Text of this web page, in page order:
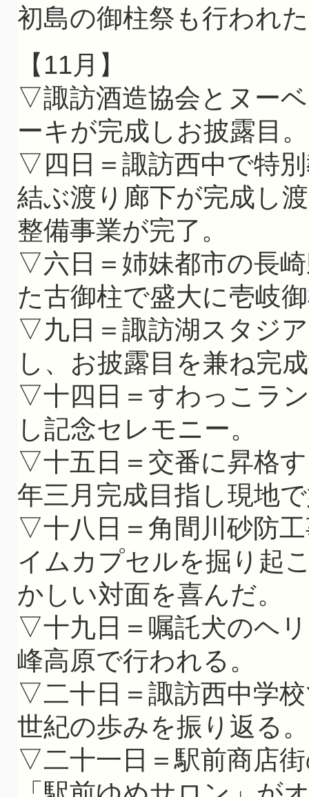
初島の御柱祭も行われ
【11月】
▽諏訪酒造協会とヌー
ーキが完成しお披露目。
▽四日＝諏訪西中で特
結ぶ渡り廊下が完成し
整備事業が完了。
▽六日＝姉妹都市の長
た古御柱で盛大に壱岐
▽九日＝諏訪湖スタジ
し、お披露目を兼ね完
▽十四日＝すわっこラ
し記念セレモニー。
▽十五日＝交番に昇格
年三月完成目指し現地
▽十八日＝角間川砂防
イムカプセルを掘り起
かしい対面を喜んだ。
▽十九日＝嘱託犬のヘ
峰高原で行われる。
▽二十日＝諏訪西中学
世紀の歩みを振り返る。
▽二十一日＝駅前商店